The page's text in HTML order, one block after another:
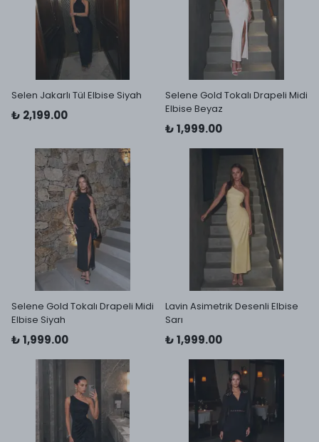
Selen Jakarlı Tül Elbise Siyah
₺ 2,199.00
Selene Gold Tokalı Drapeli Midi
Elbise Beyaz
₺ 1,999.00
Selene Gold Tokalı Drapeli Midi
Elbise Siyah
₺ 1,999.00
Lavin Asimetrik Desenli Elbise
Sarı
₺ 1,999.00